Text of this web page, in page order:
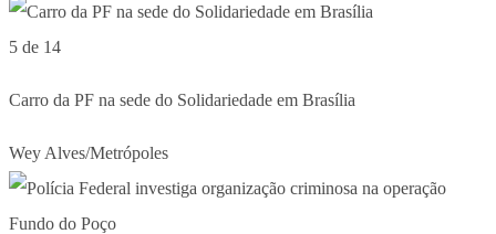
5 de 14
Carro da PF na sede do Solidariedade em Brasília
Wey Alves/Metrópoles